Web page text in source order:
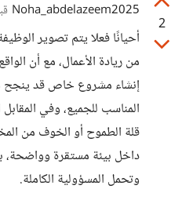
2
Noha_abdelazeem2025
أحيانًا فعلا يتم تصوير
من ريادة الأعمال، مع أن
إنشاء مشروع خاص قد ينجح
المناسب للجميع، وفي
قلة الطموح أو الخوف من
داخل بيئة مستقرة وواضحة،
وتحمل المسؤولية الكاملة.